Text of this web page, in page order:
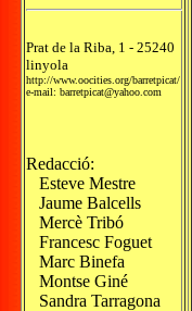
Prat de la Riba, 1 - 25240
linyola
http://www.oocities.org/barretpicat/
e-mail: barretpicat@yahoo.com
Redacció:
Esteve Mestre
Jaume Balcells
Mercè Tribó
Francesc Foguet
Marc Binefa
Montse Giné
Sandra Tarragona